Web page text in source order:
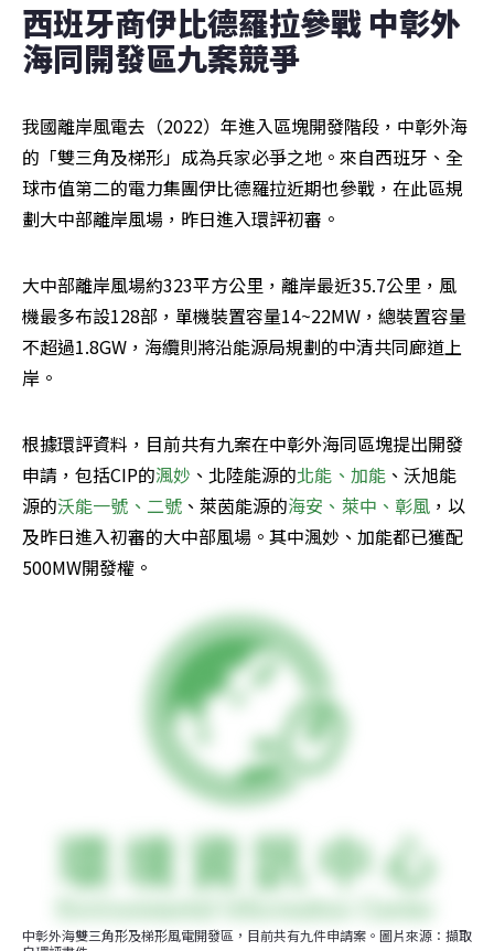
西班牙商伊比德羅拉參戰 中彰外
海同開發區九案競爭
我國離岸風電去（2022）年進入區塊開發階段，中彰外海
的「雙三角及梯形」成為兵家必爭之地。來自西班牙、全
球市值第二的電力集團伊比德羅拉近期也參戰，在此區規
劃大中部離岸風場，昨日進入環評初審。
大中部離岸風場約323平方公里，離岸最近35.7公里，風
機最多布設128部，單機裝置容量14~22MW，總裝置容量
不超過1.8GW，海纜則將沿能源局規劃的中清共同廊道上
岸。
根據環評資料，目前共有九案在中彰外海同區塊提出開發
申請，包括CIP的渢妙 、北陸能源的北能、加能 、沃旭能
源的沃能一號、二號 、萊茵能源的海安、萊中、彰風 ，以
及昨日進入初審的大中部風場。其中渢妙、加能都已獲配
500MW開發權。
中彰外海雙三角形及梯形風電開發區，目前共有九件申請案。圖片來源：擷取